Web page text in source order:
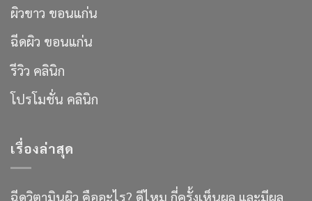
ผิวขาว ขอนแก่น
ฉีดผิว ขอนแก่น
รีวิว คลินิก
โปรโมชั่น คลินิก
เรื่องล่าสุด
ฉีดวิตามินผิว คืออะไร? ดีไหม กี่ครั้งเห็นผล และมีผล